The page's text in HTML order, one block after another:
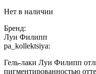
Нет в наличии
Бренд:
Луи Филипп
pa_kollektsiya:
Гель-лаки Луи Филипп
пигментированностью